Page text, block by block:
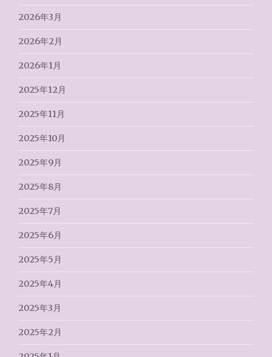
2026年3月
2026年2月
2026年1月
2025年12月
2025年11月
2025年10月
2025年9月
2025年8月
2025年7月
2025年6月
2025年5月
2025年4月
2025年3月
2025年2月